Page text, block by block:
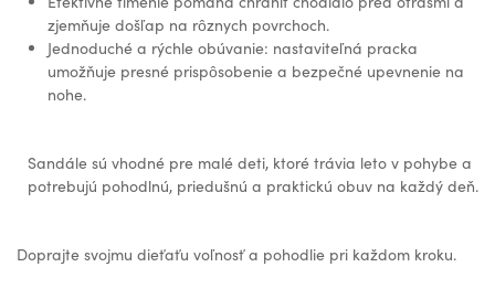
zjemňuje došľap na rôznych povrchoch.
Jednoduché a rýchle obúvanie: nastaviteľná pracka
umožňuje presné prispôsobenie a bezpečné upevnenie na
nohe.
Sandále sú vhodné pre malé deti, ktoré trávia leto v pohybe a
potrebujú pohodlnú, priedušnú a praktickú obuv na každý deň.
Doprajte svojmu dieťaťu voľnosť a pohodlie pri každom kroku.